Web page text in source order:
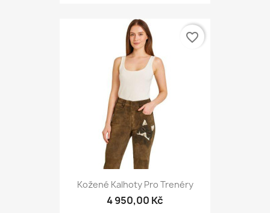
Kožené Kalhoty Pro Trenéry
4 950,00 Kč
favorite_border